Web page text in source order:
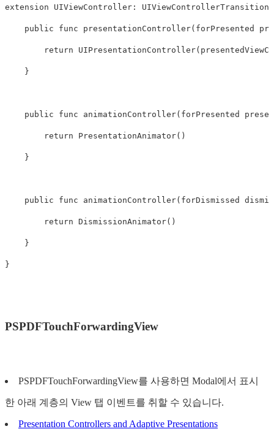
extension UIViewController :
public func presentationController( forPresented
return UIPresentationController(
}
public func animationController( forPresented
return PresentationAnimator()
}
public func animationController( forDismissed
return DismissionAnimator()
}
}
PSPDFTouchForwardingView
PSPDFTouchForwardingView를 사용하면 Modal에서 표시
한 아래 계층의 View 탭 이벤트를 취할 수 있습니다.
Presentation Controllers and Adaptive Presentations